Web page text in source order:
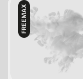
FREEMAX Kontakt oss